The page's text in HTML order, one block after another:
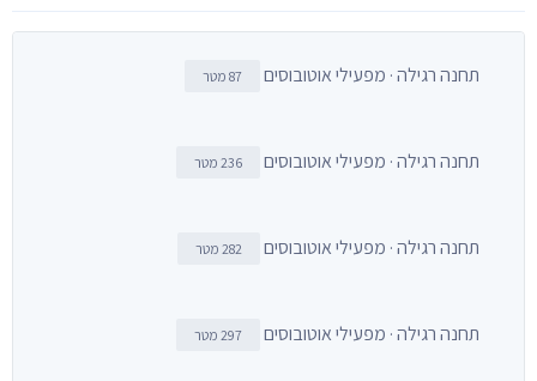
תחנה רגילה · מפעילי אוטובוסים 87 מטר
תחנה רגילה · מפעילי אוטובוסים 236 מטר
תחנה רגילה · מפעילי אוטובוסים 282 מטר
תחנה רגילה · מפעילי אוטובוסים 297 מטר